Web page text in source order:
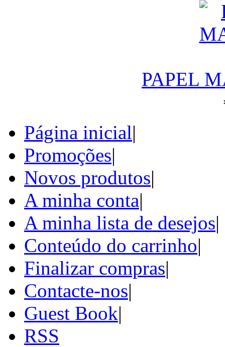
PAPEL
Página inicial|
Promoções|
Novos produtos|
A minha conta|
A minha lista de desejos|
Conteúdo do carrinho|
Finalizar compras|
Contacte-nos|
Guest Book|
RSS